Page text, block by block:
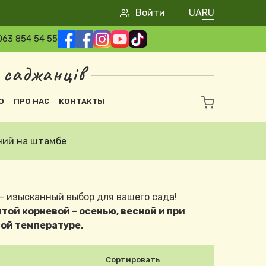
User account
Войти UARU
854 54 55
ПРО НАС КОНТАКТЫ
на штамбе
выбор для вашего сада!
корневой – осенью, весной и при
температуре.
Сортировать